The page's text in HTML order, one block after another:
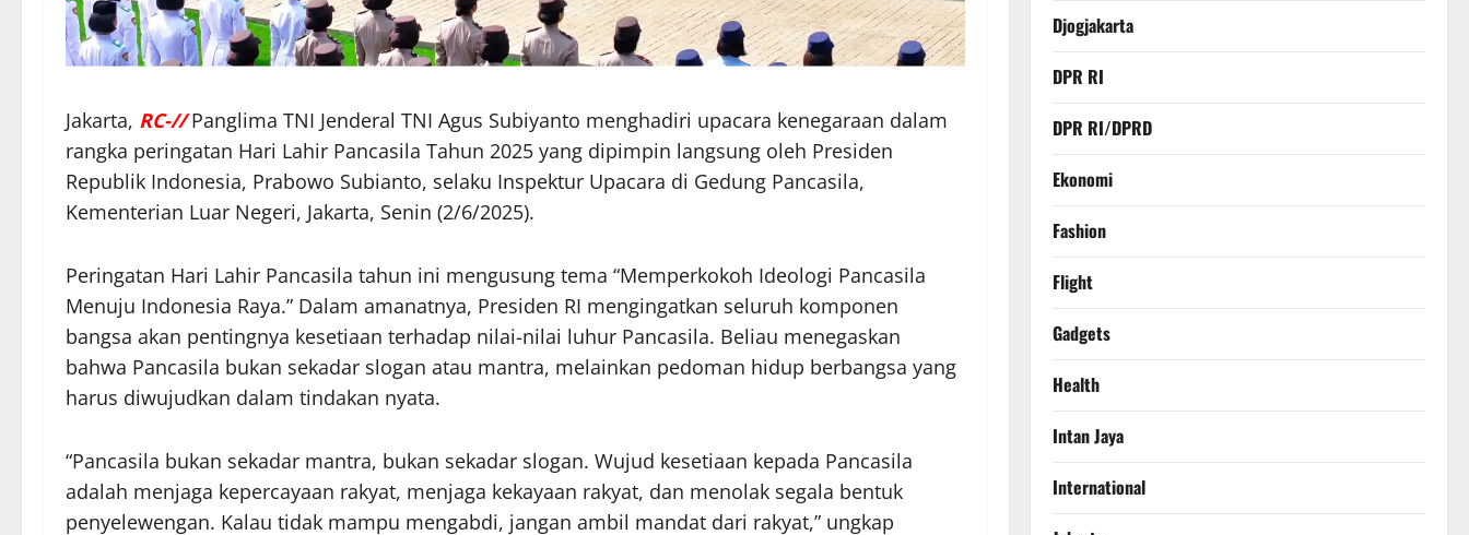
Jakarta, RC-//Panglima TNI Jenderal TNI Agus Subiyanto menghadiri upacara kenegaraan dalam
rangka peringatan Hari Lahir Pancasila Tahun 2025 yang dipimpin langsung oleh Presiden
Republik Indonesia, Prabowo Subianto, selaku Inspektur Upacara di Gedung Pancasila,
Kementerian Luar Negeri, Jakarta, Senin (2/6/2025).
Peringatan Hari Lahir Pancasila tahun ini mengusung tema “Memperkokoh Ideologi Pancasila
Menuju Indonesia Raya.” Dalam amanatnya, Presiden RI mengingatkan seluruh komponen
bangsa akan pentingnya kesetiaan terhadap nilai-nilai luhur Pancasila. Beliau menegaskan
bahwa Pancasila bukan sekadar slogan atau mantra, melainkan pedoman hidup berbangsa yang
harus diwujudkan dalam tindakan nyata.
“Pancasila bukan sekadar mantra, bukan sekadar slogan. Wujud kesetiaan kepada Pancasila
adalah menjaga kepercayaan rakyat, menjaga kekayaan rakyat, dan menolak segala bentuk
penyelewengan. Kalau tidak mampu mengabdi, jangan ambil mandat dari rakyat,” ungkap
Djogjakarta
DPR RI
DPR RI/DPRD
Ekonomi
Fashion
Flight
Gadgets
Health
Intan Jaya
International